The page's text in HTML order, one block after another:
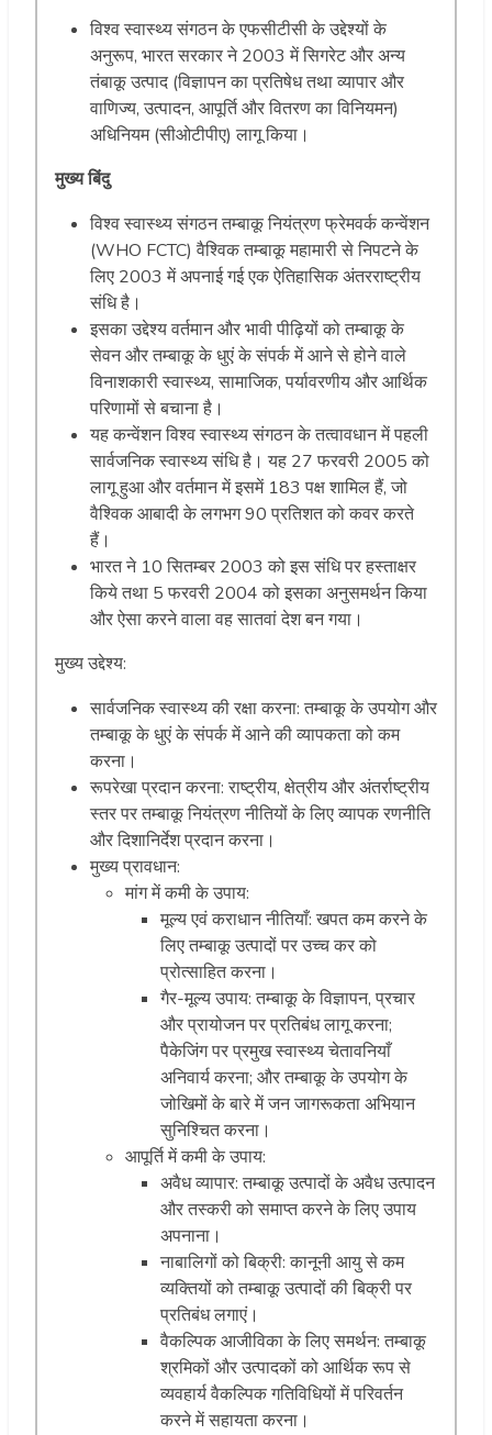
विश्व स्वास्थ्य संगठन के एफसीटीसी के उद्देश्यों के
अनुरूप, भारत सरकार ने 2003 में सिगरेट और अन्य
तंबाकू उत्पाद (विज्ञापन का प्रतिषेध तथा व्यापार और
वाणिज्य, उत्पादन, आपूर्ति और वितरण का विनियमन)
अधिनियम (सीओटीपीए) लागू किया।
मुख्य बिंदु
विश्व स्वास्थ्य संगठन तम्बाकू नियंत्रण फ्रेमवर्क कन्वेंशन
(WHO FCTC) वैश्विक तम्बाकू महामारी से निपटने के
लिए 2003 में अपनाई गई एक ऐतिहासिक अंतरराष्ट्रीय
संधि है।
इसका उद्देश्य वर्तमान और भावी पीढ़ियों को तम्बाकू के
सेवन और तम्बाकू के धुएं के संपर्क में आने से होने वाले
विनाशकारी स्वास्थ्य, सामाजिक, पर्यावरणीय और आर्थिक
परिणामों से बचाना है।
यह कन्वेंशन विश्व स्वास्थ्य संगठन के तत्वावधान में पहली
सार्वजनिक स्वास्थ्य संधि है। यह 27 फरवरी 2005 को
लागू हुआ और वर्तमान में इसमें 183 पक्ष शामिल हैं, जो
वैश्विक आबादी के लगभग 90 प्रतिशत को कवर करते
हैं।
भारत ने 10 सितम्बर 2003 को इस संधि पर हस्ताक्षर
किये तथा 5 फरवरी 2004 को इसका अनुसमर्थन किया
और ऐसा करने वाला वह सातवां देश बन गया।
मुख्य उद्देश्य:
सार्वजनिक स्वास्थ्य की रक्षा करना: तम्बाकू के उपयोग और
तम्बाकू के धुएं के संपर्क में आने की व्यापकता को कम
करना।
रूपरेखा प्रदान करना: राष्ट्रीय, क्षेत्रीय और अंतर्राष्ट्रीय
स्तर पर तम्बाकू नियंत्रण नीतियों के लिए व्यापक रणनीति
और दिशानिर्देश प्रदान करना।
मुख्य प्रावधान:
मांग में कमी के उपाय:
मूल्य एवं कराधान नीतियाँ: खपत कम करने के
लिए तम्बाकू उत्पादों पर उच्च कर को
प्रोत्साहित करना।
गैर-मूल्य उपाय: तम्बाकू के विज्ञापन, प्रचार
और प्रायोजन पर प्रतिबंध लागू करना;
पैकेजिंग पर प्रमुख स्वास्थ्य चेतावनियाँ
अनिवार्य करना; और तम्बाकू के उपयोग के
जोखिमों के बारे में जन जागरूकता अभियान
सुनिश्चित करना।
आपूर्ति में कमी के उपाय:
अवैध व्यापार: तम्बाकू उत्पादों के अवैध उत्पादन
और तस्करी को समाप्त करने के लिए उपाय
अपनाना।
नाबालिगों को बिक्री: कानूनी आयु से कम
व्यक्तियों को तम्बाकू उत्पादों की बिक्री पर
प्रतिबंध लगाएं।
वैकल्पिक आजीविका के लिए समर्थन: तम्बाकू
श्रमिकों और उत्पादकों को आर्थिक रूप से
व्यवहार्य वैकल्पिक गतिविधियों में परिवर्तन
करने में सहायता करना।